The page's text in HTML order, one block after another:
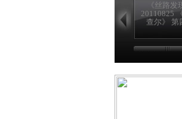
《丝路发
20110825
查尔》 第